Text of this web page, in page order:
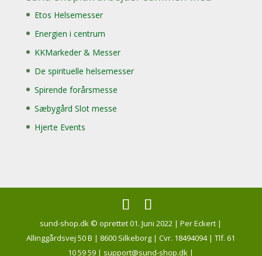
Etos Helsemesser
Energien i centrum
KKMarkeder & Messer
De spirituelle helsemesser
Spirende forårsmesse
Sæbygård Slot messe
Hjerte Events
sund-shop.dk © oprettet 01. Juni 2022 | Per Eckert |
Allinggårdsvej 50 B | 8600 Silkeborg | Cvr. 18494094 | Tlf. 61
10 59 59 | support@sund-shop.dk |